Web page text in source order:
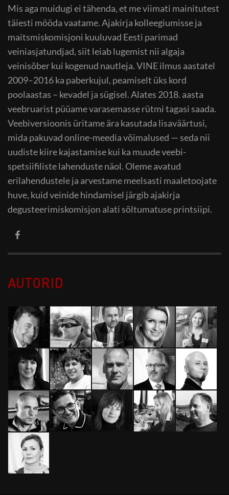
Mis aga muidugi ei tähenda, et me viimati mainitutest
täiesti mööda vaatame. Ajakirja kolleegiumisse ja
maitsmiskomisjoni kuuluvad Eesti parimad
veiniasjatundjad, siit leiab lugemist nii algaja
veinisõber kui kogenud nautleja. VINE ilmus aastatel
2009–2016 ka paberkujul, peamiselt üks kord
poolaastas – kevadel ja sügisel. Alates 2018. aasta
veebruarist püüame varasemasse rütmi tagasi saada.
Veebiversioonis üritame ära kasutada lisaväärtusi,
mida pakuvad online-meedia võimalused — seda nii
uudiste kiire kajastamise kui ka muude veebi-
spetsiifiliste lahenduste näol. Oleme avatud
erilahendustele ja arvestame meelsasti maaletoojate
huve, kuid veinide hindamisel järgib ajakirja
degusteerimiskomisjon alati sõltumatuse printsiipi.
AUTORID